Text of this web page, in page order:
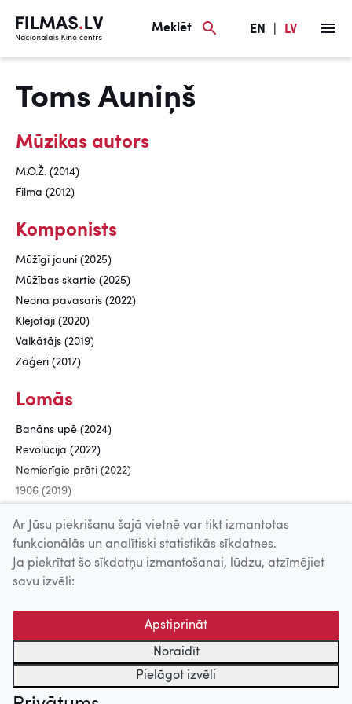
Meklēt EN LV
Toms Auniņš
Mūzikas autors
M.O.Ž. (2014)
Filma (2012)
Komponists
Mūžīgi jauni (2025)
Mūžības skartie (2025)
Neona pavasaris (2022)
Klejotāji (2020)
Valkātājs (2019)
Zāģeri (2017)
Lomās
Banāns upē (2024)
Revolūcija (2022)
Nemierīgie prāti (2022)
1906 (2019)
Uz augšu
© 2026 Nacionālais Kino centrs, Kultūras informācijas sistēmu
centrs. Sadarbības partneris: Latvijas Valsts
kinofotofonodokumentu arhīvs.
Ar Jūsu piekrišanu šajā vietnē var tikt izmantotas
funkcionālās un analītiski statistikās sīkdatnes.
Ja piekrītat šo sīkdatņu izmantošanai, lūdzu, atzīmējiet
savu izvēli:
Apstiprināt
Noraidīt
Pielāgot izvēli